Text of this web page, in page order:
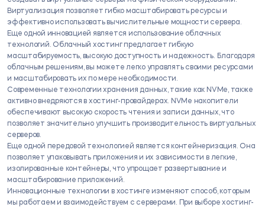
Виртуализация позволяет гибко масштабировать ресурсы и
эффективно использовать вычислительные мощности сервера.​
Еще одной инновацией является использование облачных
технологий.​ Облачный хостинг предлагает гибкую
масштабируемость, высокую доступность и надежность.​ Благодаря
облачным решениям, вы можете легко управлять своими ресурсами
и масштабировать их по мере необходимости.​
Современные технологии хранения данных, такие как NVMe, также
активно внедряются в хостинг-провайдерах.​ NVMe накопители
обеспечивают высокую скорость чтения и записи данных, что
позволяет значительно улучшить производительность виртуальных
серверов.​
Еще одной передовой технологией является контейнеризация.​ Она
позволяет упаковывать приложения и их зависимости в легкие,
изолированные контейнеры, что упрощает развертывание и
масштабирование приложений.​
Инновационные технологии в хостинге изменяют способ, которым
мы работаем и взаимодействуем с серверами.​ При выборе хостинг-